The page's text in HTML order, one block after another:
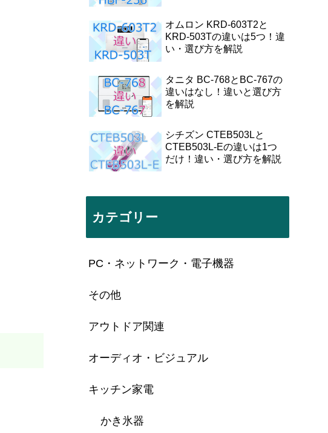
オムロン KRD-603T2と
KRD-503Tの違いは5つ！違
い・選び方を解説
タニタ BC-768とBC-767の
違いはなし！違いと選び方
を解説
シチズン CTEB503Lと
CTEB503L-Eの違いは1つ
だけ！違い・選び方を解説
カテゴリー
PC・ネットワーク・電子機器
その他
アウトドア関連
オーディオ・ビジュアル
キッチン家電
かき氷器